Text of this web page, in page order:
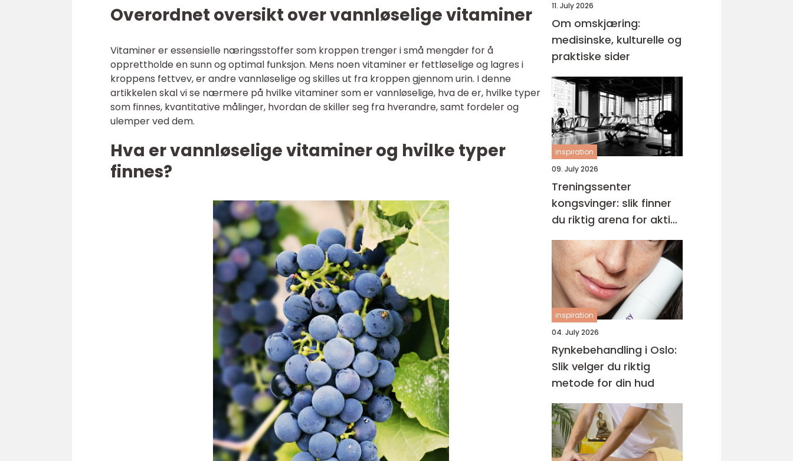
Overordnet oversikt over vannløselige vitaminer
Vitaminer er essensielle næringsstoffer som kroppen trenger i små mengder for å
opprettholde en sunn og optimal funksjon. Mens noen vitaminer er fettløselige og lagres i
kroppens fettvev, er andre vannløselige og skilles ut fra kroppen gjennom urin. I denne
artikkelen skal vi se nærmere på hvilke vitaminer som er vannløselige, hva de er, hvilke typer
som finnes, kvantitative målinger, hvordan de skiller seg fra hverandre, samt fordeler og
ulemper ved dem.
Hva er vannløselige vitaminer og hvilke typer
finnes?
11. July 2026
Om omskjæring:
medisinske, kulturelle og
praktiske sider
inspiration
09. July 2026
Treningssenter
kongsvinger: slik finner
du riktig arena for aktiv
hverdag
inspiration
04. July 2026
Rynkebehandling i Oslo:
Slik velger du riktig
metode for din hud